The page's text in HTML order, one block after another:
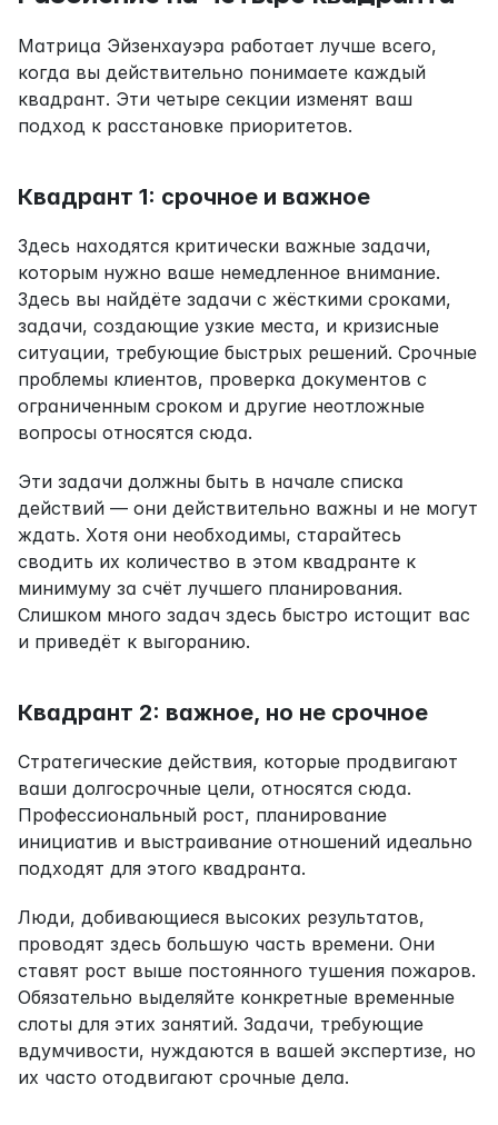
Матрица Эйзенхауэра работает лучше всего,
когда вы действительно понимаете каждый
квадрант. Эти четыре секции изменят ваш
подход к расстановке приоритетов.
Квадрант 1: срочное и важное
Здесь находятся критически важные задачи,
которым нужно ваше немедленное внимание.
Здесь вы найдёте задачи с жёсткими сроками,
задачи, создающие узкие места, и кризисные
ситуации, требующие быстрых решений. Срочные
проблемы клиентов, проверка документов с
ограниченным сроком и другие неотложные
вопросы относятся сюда.
Эти задачи должны быть в начале списка
действий — они действительно важны и не могут
ждать. Хотя они необходимы, старайтесь
сводить их количество в этом квадранте к
минимуму за счёт лучшего планирования.
Слишком много задач здесь быстро истощит вас
и приведёт к выгоранию.
Квадрант 2: важное, но не срочное
Стратегические действия, которые продвигают
ваши долгосрочные цели, относятся сюда.
Профессиональный рост, планирование
инициатив и выстраивание отношений идеально
подходят для этого квадранта.
Люди, добивающиеся высоких результатов,
проводят здесь большую часть времени. Они
ставят рост выше постоянного тушения пожаров.
Обязательно выделяйте конкретные временные
слоты для этих занятий. Задачи, требующие
вдумчивости, нуждаются в вашей экспертизе, но
их часто отодвигают срочные дела.